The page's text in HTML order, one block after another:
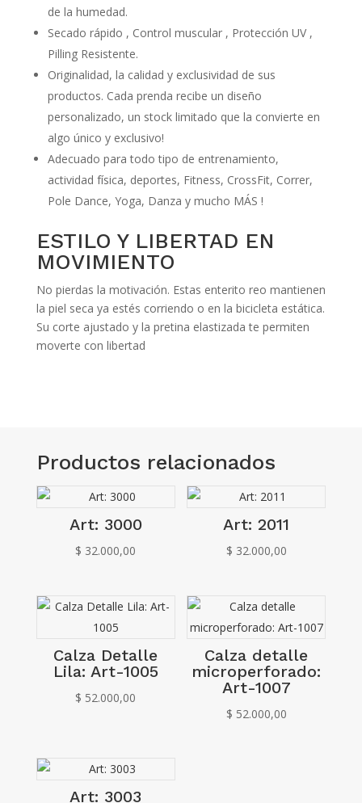
de la humedad.
Secado rápido , Control muscular , Protección UV ,
Pilling Resistente.
Originalidad, la calidad y exclusividad de sus
productos. Cada prenda recibe un diseño
personalizado, un stock limitado que la convierte en
algo único y exclusivo!
Adecuado para todo tipo de entrenamiento,
actividad física, deportes, Fitness, CrossFit, Correr,
Pole Dance, Yoga, Danza y mucho MÁS !
ESTILO Y LIBERTAD EN
MOVIMIENTO
No pierdas la motivación. Estas enterito reo mantienen
la piel seca ya estés corriendo o en la bicicleta estática.
Su corte ajustado y la pretina elastizada te permiten
moverte con libertad
Productos relacionados
Art: 3000
$ 32.000,00
Art: 2011
$ 32.000,00
Calza Detalle
Lila: Art-1005
$ 52.000,00
Calza detalle
microperforado:
Art-1007
$ 52.000,00
Art: 3003